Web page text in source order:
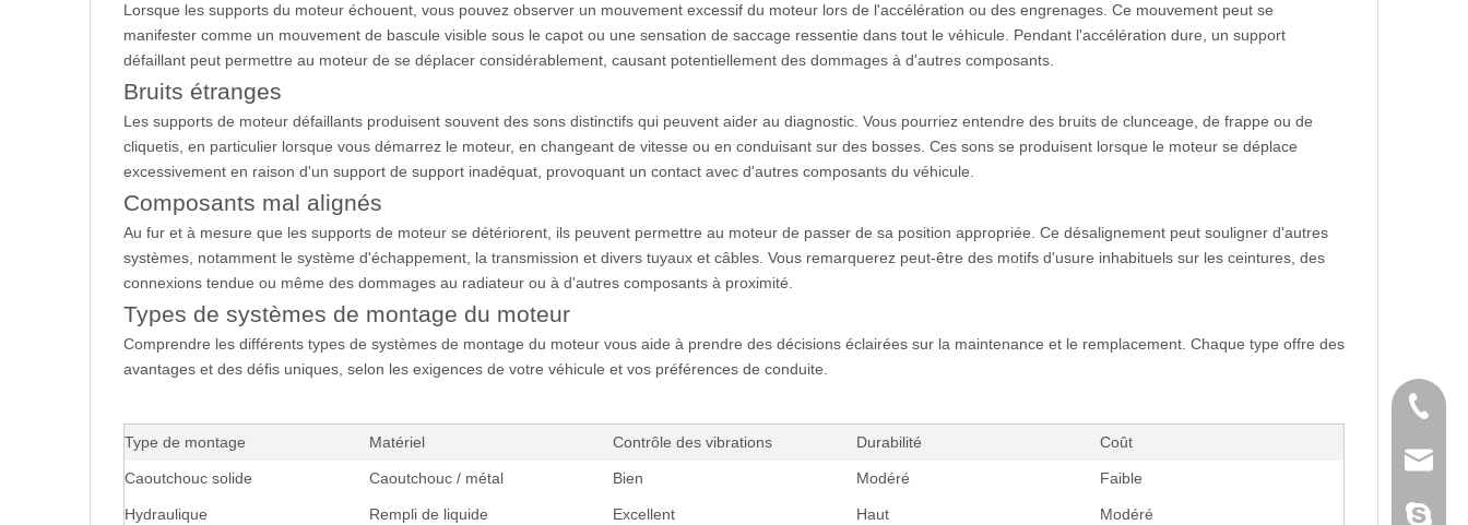
Lorsque les supports du moteur échouent, vous pouvez observer un mouvement excessif du moteur lors de l'accélération ou des engrenages. Ce mouvement peut se
manifester comme un mouvement de bascule visible sous le capot ou une sensation de saccage ressentie dans tout le véhicule. Pendant l'accélération dure, un support
défaillant peut permettre au moteur de se déplacer considérablement, causant potentiellement des dommages à d'autres composants.
Bruits étranges
Les supports de moteur défaillants produisent souvent des sons distinctifs qui peuvent aider au diagnostic. Vous pourriez entendre des bruits de clunceage, de frappe ou de
cliquetis, en particulier lorsque vous démarrez le moteur, en changeant de vitesse ou en conduisant sur des bosses. Ces sons se produisent lorsque le moteur se déplace
excessivement en raison d'un support de support inadéquat, provoquant un contact avec d'autres composants du véhicule.
Composants mal alignés
Au fur et à mesure que les supports de moteur se détériorent, ils peuvent permettre au moteur de passer de sa position appropriée. Ce désalignement peut souligner d'autres
systèmes, notamment le système d'échappement, la transmission et divers tuyaux et câbles. Vous remarquerez peut-être des motifs d'usure inhabituels sur les ceintures, des
connexions tendue ou même des dommages au radiateur ou à d'autres composants à proximité.
Types de systèmes de montage du moteur
Comprendre les différents types de systèmes de montage du moteur vous aide à prendre des décisions éclairées sur la maintenance et le remplacement. Chaque type offre des
avantages et des défis uniques, selon les exigences de votre véhicule et vos préférences de conduite.
Type de montage Matériel Contrôle des vibrations Durabilité Coût
Caoutchouc solide Caoutchouc / métal Bien Modéré Faible
Hydraulique Rempli de liquide Excellent Haut Modéré
Tél
E-mail
Skype